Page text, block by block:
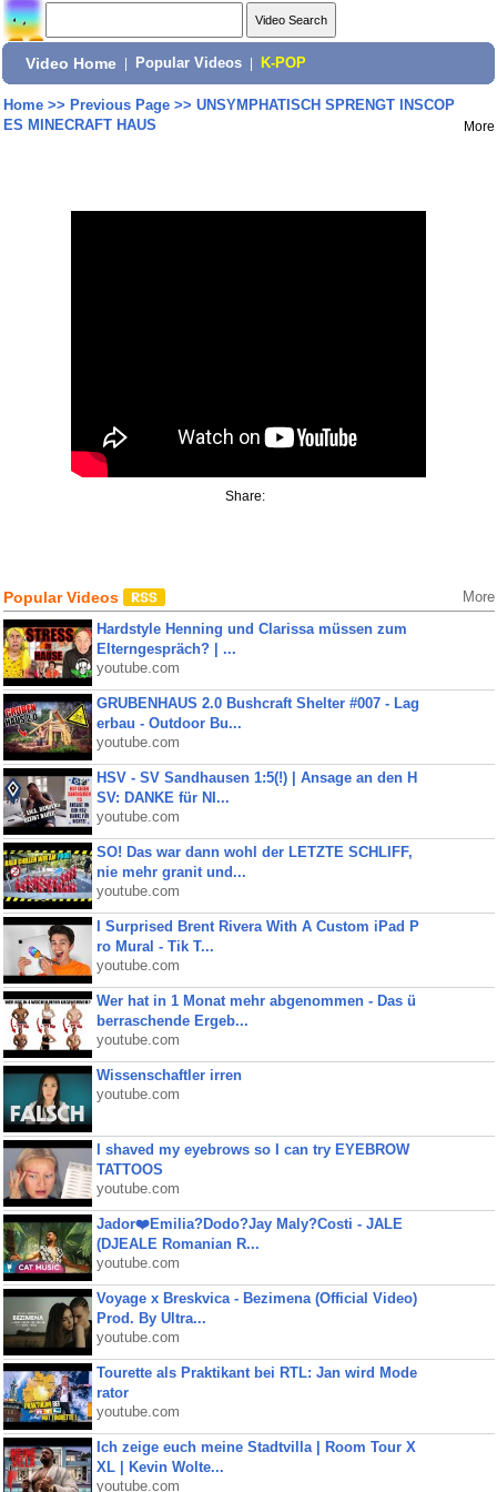
Video Home Popular Videos K-POP
Home>> Previous Page>> UNSYMPHATISCH SPRENGT INSCOP
ES MINECRAFT HAUS
More
Share:
Popular Videos More
Hardstyle Henning und Clarissa müssen zum
Elterngespräch? | ...
youtube.com
GRUBENHAUS 2.0 Bushcraft Shelter #007 - Lag
erbau - Outdoor Bu...
youtube.com
HSV - SV Sandhausen 1:5(!) | Ansage an den H
SV: DANKE für NI...
youtube.com
SO! Das war dann wohl der LETZTE SCHLIFF,
nie mehr granit und...
youtube.com
I Surprised Brent Rivera With A Custom iPad P
ro Mural - Tik T...
youtube.com
Wer hat in 1 Monat mehr abgenommen - Das ü
berraschende Ergeb...
youtube.com
Wissenschaftler irren
youtube.com
I shaved my eyebrows so I can try EYEBROW
TATTOOS
youtube.com
Jador❤️Emilia?Dodo?Jay Maly?Costi - JALE
(DJEALE Romanian R...
youtube.com
Voyage x Breskvica - Bezimena (Official Video)
Prod. By Ultra...
youtube.com
Tourette als Praktikant bei RTL: Jan wird Mode
rator
youtube.com
Ich zeige euch meine Stadtvilla | Room Tour X
XL | Kevin Wolte...
youtube.com